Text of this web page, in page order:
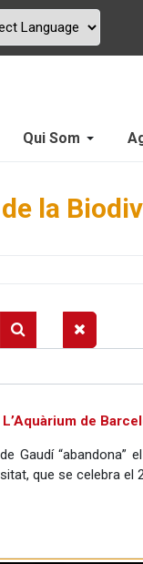
Qui Som
la
de
Gaudí
que se celebra el